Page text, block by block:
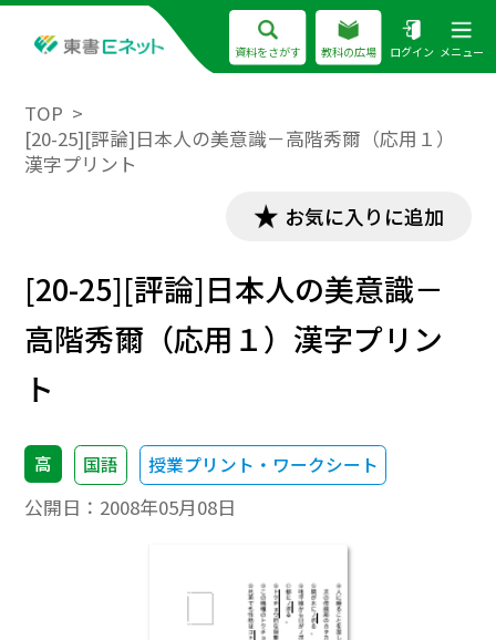
資料をさがす 教科の広場 ログイン メニュー
TOP
[20-25][評論]日本人の美意識－高階秀爾（応用１）
漢字プリント
お気に入りに追加
[20-25][評論]日本人の美意識－
高階秀爾（応用１）漢字プリン
ト
高 国語 授業プリント・ワークシート
公開日： 2008年05月08日